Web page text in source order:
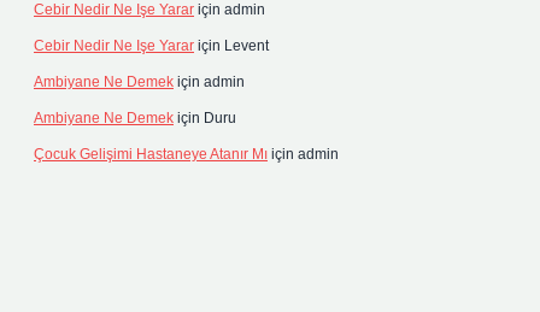
Cebir Nedir Ne Işe Yarar için admin
Cebir Nedir Ne Işe Yarar için Levent
Ambiyane Ne Demek için admin
Ambiyane Ne Demek için Duru
Çocuk Gelişimi Hastaneye Atanır Mı için admin